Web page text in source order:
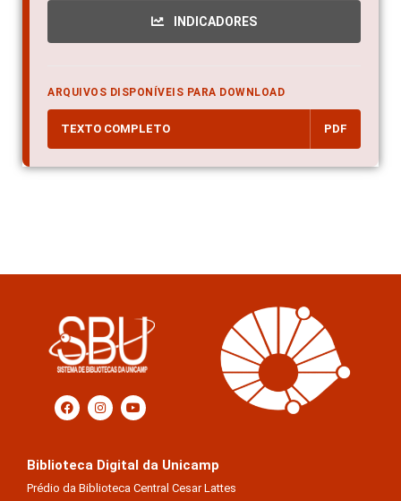
INDICADORES
ARQUIVOS DISPONÍVEIS PARA DOWNLOAD
TEXTO COMPLETO PDF
Biblioteca Digital da Unicamp
Prédio da Biblioteca Central Cesar Lattes